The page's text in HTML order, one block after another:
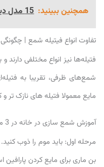
همچنین ببینید: 15 مدل دیوارکوب سفالی شب یلدا
تفاوت انواع فیتیله شمع |
فتیله‌ها نیز انواع مختلفی
شمع‌های ظرفی، تقریبا به
مایع معمولا فتیله های نازک تر
آموزش شمع سازی در خانه در 3 مرحله:
مرحله اول: باید موم را ذوب
بن ماری برای مایع کردن پارافین